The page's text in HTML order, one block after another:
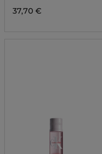
37,70 €